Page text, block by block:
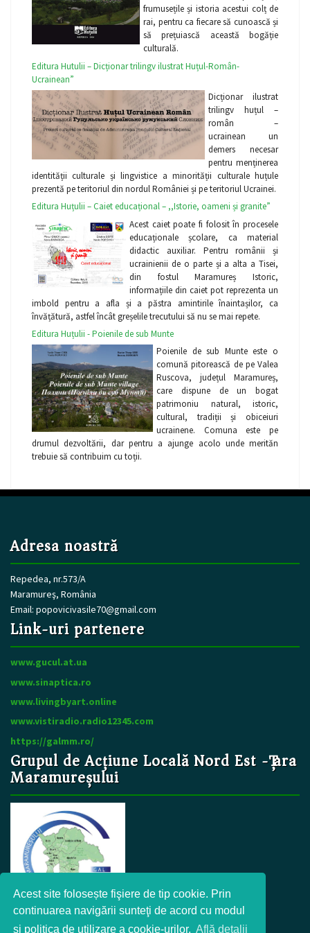
Acest site folosește fişiere de tip cookie. Prin
continuarea navigării sunteţi de acord cu modul
şi politica de utilizare a cookie-urilor. Află detalii
frumusețile și istoria acestui colț de
rai, pentru ca fiecare să cunoască și
să prețuiască această bogăție
culturală.
Editura Hutulii – Dicționar trilingv ilustrat Huțul-Român-
Ucrainean”
Dicționar ilustrat
trilingv huțul –
român –
ucrainean un
demers necesar
pentru menținerea
identității culturale și lingvistice a minorității culturale huțule
prezentă pe teritoriul din nordul României și pe teritoriul Ucrainei.
Editura Huțulii – Caiet educațional – ,,Istorie, oameni și granite”
Acest caiet poate fi folosit în procesele
educaționale școlare, ca material
didactic auxiliar. Pentru românii și
ucrainienii de o parte și a alta a Tisei,
din fostul Maramureș Istoric,
informațiile din caiet pot reprezenta un
imbold pentru a afla și a păstra amintirile înaintașilor, ca
învățătură, astfel încât greșelile trecutului să nu se mai repete.
Editura Huțulii - Poienile de sub Munte
Poienile de sub Munte este o
comună pitorească de pe Valea
Ruscova, județul Maramureș,
care dispune de un bogat
patrimoniu natural, istoric,
cultural, tradiții și obiceiuri
ucrainene. Comuna este pe
drumul dezvoltării, dar pentru a ajunge acolo unde merităn
trebuie să contribuim cu toții.
Adresa noastră
Repedea, nr.573/A
Maramureş, România
Email: popovicivasile70@gmail.com
Link-uri partenere
www.gucul.at.ua
www.sinaptica.ro
www.livingbyart.online
www.vistiradio.radio12345.com
https://galmm.ro/
Grupul de Acțiune Locală Nord Est -Țara
Maramureșului